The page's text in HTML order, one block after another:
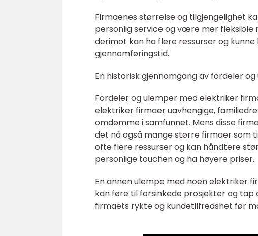
Firmaenes størrelse og tilgjengelighet
personlig service og være mer
derimot kan ha flere ressurser og
gjennomføringstid.
En historisk gjennomgang av fordeler
Fordeler og ulemper med elektriker
elektriker firmaer uavhengige,
omdømme i samfunnet. Mens disse
det nå også mange større firmaer som
ofte flere ressurser og kan håndtere
personlige touchen og ha høyere priser.
En annen ulempe med noen elektriker
kan føre til forsinkede prosjekter og tap
firmaets rykte og kundetilfredshet før